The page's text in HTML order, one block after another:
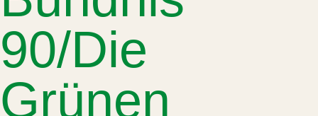
90/Die
Grünen